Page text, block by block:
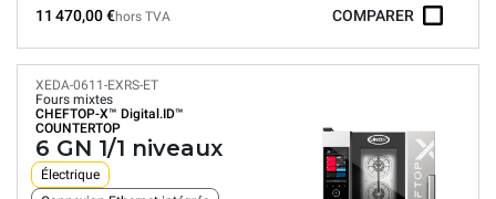
11 470,00 €hors TVA COMPARER
XEDA-0611-EXRS-ET
Fours mixtes
CHEFTOP-X™ Digital.ID™
COUNTERTOP
6 GN 1/1 niveaux
Électrique